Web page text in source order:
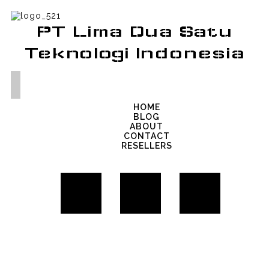
PT Lima Dua Satu
Teknologi Indonesia
HOME
BLOG
ABOUT
CONTACT
RESELLERS